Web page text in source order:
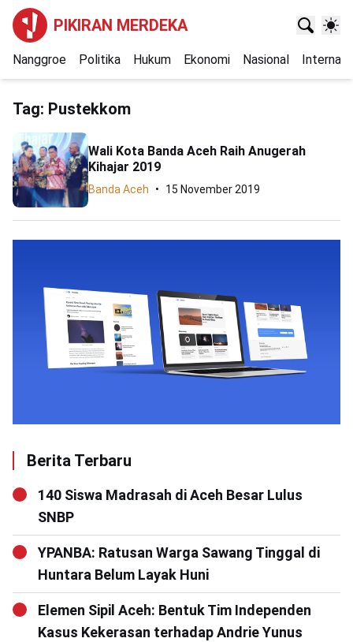
PIKIRAN MERDEKA
Nanggroe Politika Hukum Ekonomi Nasional
Tag: Pustekkom
Wali Kota Banda Aceh Raih Anugerah
Kihajar 2019
Banda Aceh 15 November 2019
Berita Terbaru
140 Siswa Madrasah di Aceh Besar Lulus
SNBP
YPANBA: Ratusan Warga Sawang Tinggal di
Huntara Belum Layak Huni
Elemen Sipil Aceh: Bentuk Tim Independen
Kasus Kekerasan terhadap Andrie Yunus